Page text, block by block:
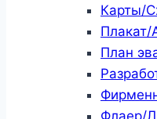
Карты/
План
Флаер/